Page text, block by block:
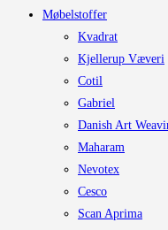
Møbelstoffer
Kvadrat
Kjellerup Væveri
Cotil
Gabriel
Danish Art
Maharam
Nevotex
Cesco
Scan Aprima